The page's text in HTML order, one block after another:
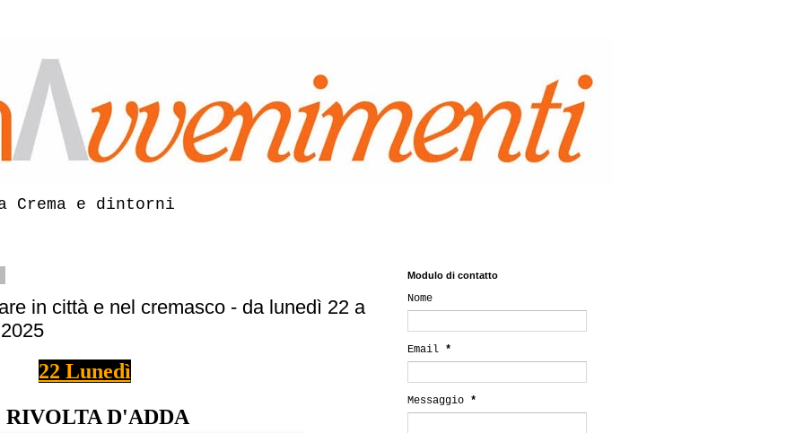
Crema e dintorni
in città e nel cremasco - da lunedì 22 a
22 Lunedì
RIVOLTA D'ADDA
Modulo di contatto
Nome
Email *
Messaggio *